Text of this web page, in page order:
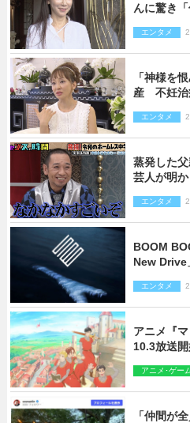
んに驚き
エンタメ
「神様を
産 不妊治
エンタメ
蒸発した
芸人が明
エンタメ
BOOM
New Drive
エンタメ
アニメ『
10.3放送
アニメ･ゲー
「仲間が